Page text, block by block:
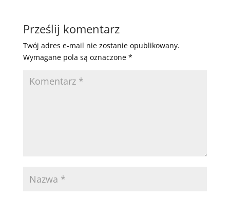
Prześlij komentarz
Twój adres e-mail nie zostanie opublikowany.
Wymagane pola są oznaczone *